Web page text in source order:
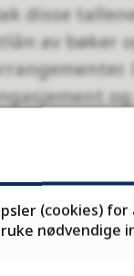
disse
av bøker
Måsøy: Et
(cookies)